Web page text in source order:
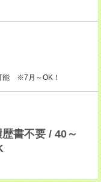
能 ※7月～OK！
書不要 / 40～